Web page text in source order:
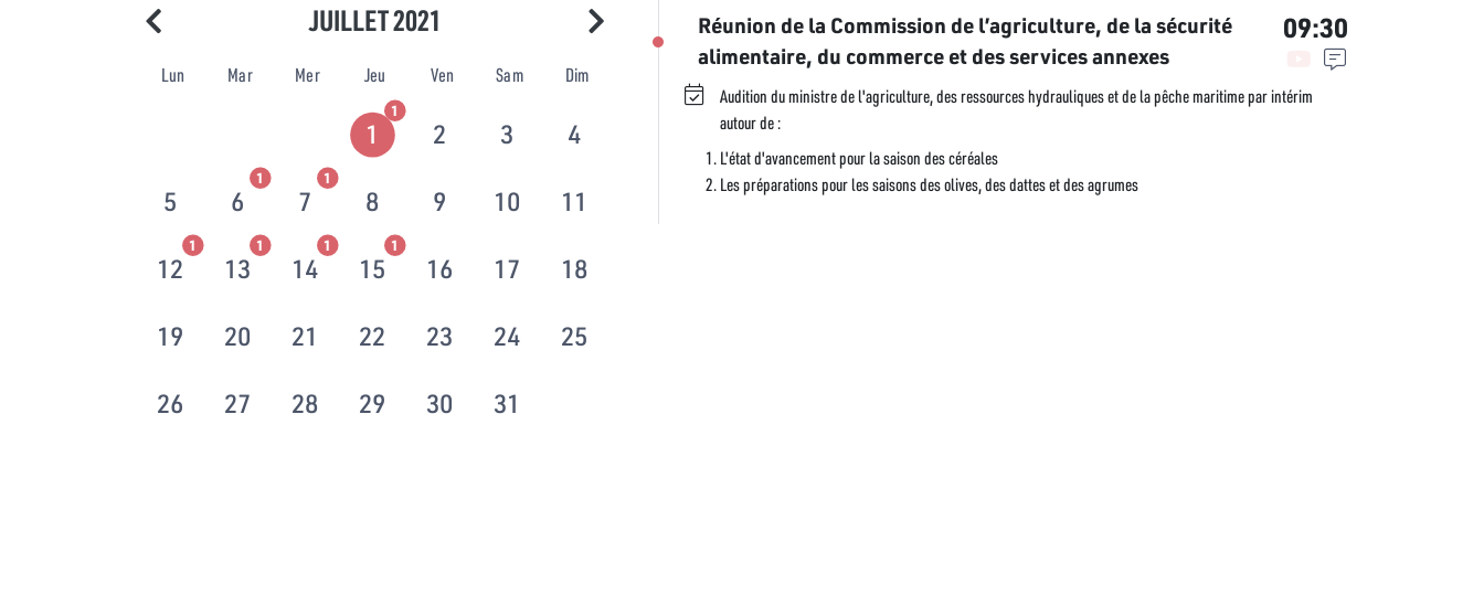
JUILLET 2021
Lun Mar Mer Jeu Ven Sam Dim
1
1
2 3 4
5 6
1
7
1
8 9 10 11
12
1
13
1
14
1
15
1
16 17 18
19 20 21 22 23 24 25
26 27 28 29 30 31
Réunion de la Commission de l’agriculture, de la sécurité
alimentaire, du commerce et des services annexes
09:30
Audition du ministre de l'agriculture, des ressources hydrauliques et de la pêche maritime par intérim
autour de :
L'état d'avancement pour la saison des céréales
Les préparations pour les saisons des olives, des dattes et des agrumes